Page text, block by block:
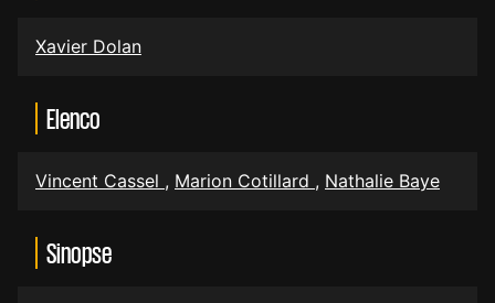
Xavier Dolan
Elenco
Vincent Cassel , Marion Cotillard , Nathalie Baye
Sinopse